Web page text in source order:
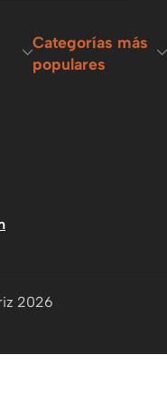
Categorías más
populares
2026